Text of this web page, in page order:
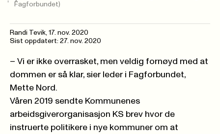
Fagforbundet)
Randi Tevik, 17. nov. 2020
Sist oppdatert: 27. nov. 2020
– Vi er ikke overrasket, men veldig fornøyd med at
dommen er så klar, sier leder i Fagforbundet,
Mette Nord.
Våren 2019 sendte Kommunenes
arbeidsgiverorganisasjon KS brev hvor de
instruerte politikere i nye kommuner om at